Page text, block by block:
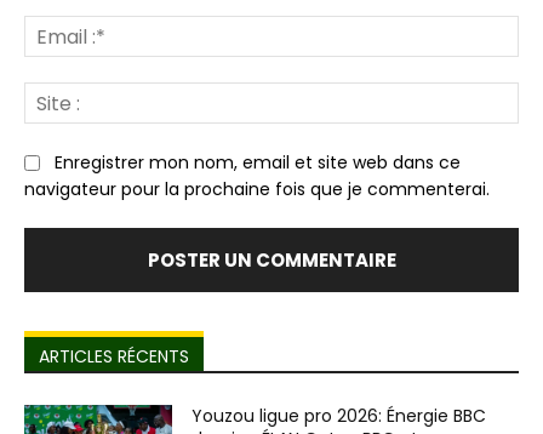
:*
:
Enregistrer mon nom, email et site web dans ce
navigateur pour la prochaine fois que je commenterai.
ARTICLES RÉCENTS
Youzou ligue pro 2026: Énergie BBC